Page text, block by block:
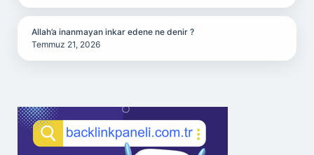
Allah’a inanmayan inkar edene ne denir ?
Temmuz 21, 2026